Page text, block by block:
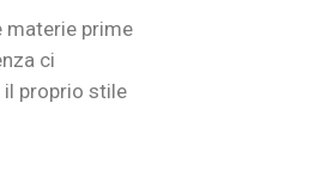
materie prime
ci
il proprio stile